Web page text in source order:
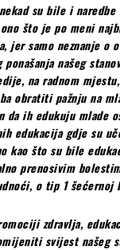
su bile i
što je po meni
jer samo neznanje o
ponašanja našeg
na radnom
obratiti pažnju na
da ih edukuju mlade
edukacija gdje su
kao što su bile
prenosivim
o tip 1 šećernoj
zdravlja,
svijest našeg